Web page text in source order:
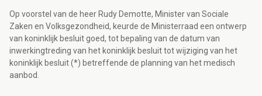
Op voorstel van de heer Rudy Demotte, Minister van Sociale
Zaken en Volksgezondheid, keurde de Ministerraad een ontwerp
van koninklijk besluit goed, tot bepaling van de datum van
inwerkingtreding van het koninklijk besluit tot wijziging van het
koninklijk besluit (*) betreffende de planning van het medisch
aanbod.